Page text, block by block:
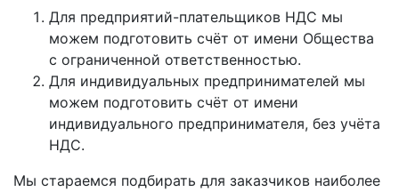
Для предприятий-плательщиков НДС мы
можем подготовить счёт от имени Общества
с ограниченной ответственностью.
Для индивидуальных предпринимателей мы
можем подготовить счёт от имени
индивидуального предпринимателя, без учёта
НДС.
Мы стараемся подбирать для заказчиков наиболее